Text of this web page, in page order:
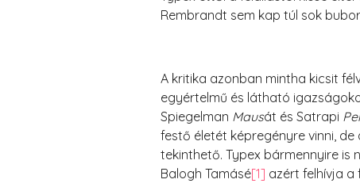
Rembrandt sem kap túl sok
A kritika azonban mintha kicsit
egyértelmű és látható
Spiegelman Mausát és Satrapi
festő életét képregényre vinni,
tekinthető. Typex bármennyire is
Balogh Tamásé[1] azért felhívja a